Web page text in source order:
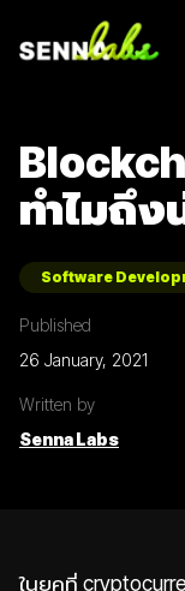
ทำไมถึง
Software
Published
26 January, 2021
Written by
Senna Labs
ในยุคที่